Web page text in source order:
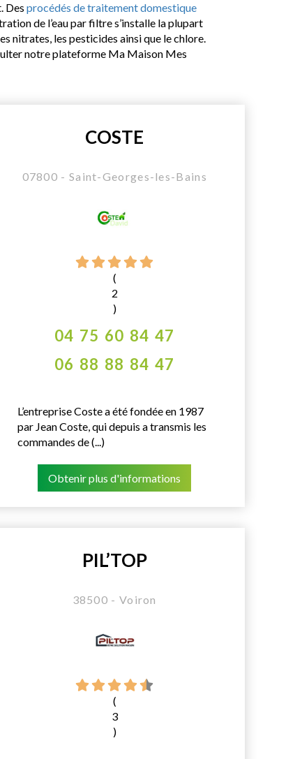
Des procédés de traitement domestique
de l’eau par filtre s’installe la plupart
nitrates, les pesticides ainsi que le chlore.
notre plateforme Ma Maison Mes
COSTE
07800 - Saint-Georges-les-Bains
(
2
)
04 75 60 84 47
06 88 88 84 47
L’entreprise Coste a été fondée en 1987
par Jean Coste, qui depuis a transmis les
commandes de (...)
Obtenir plus d'informations
PIL’TOP
38500 - Voiron
(
3
)